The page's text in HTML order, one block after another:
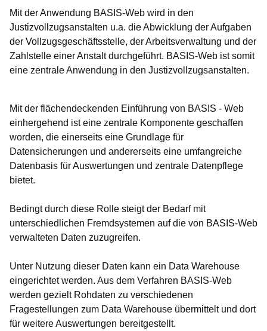
Mit der Anwendung BASIS-Web wird in den
Justizvollzugsanstalten u.a. die Abwicklung der Aufgaben
der Vollzugsgeschäftsstelle, der Arbeitsverwaltung und der
Zahlstelle einer Anstalt durchgeführt. BASIS-Web ist somit
eine zentrale Anwendung in den Justizvollzugsanstalten.
Mit der flächendeckenden Einführung von BASIS - Web
einhergehend ist eine zentrale Komponente geschaffen
worden, die einerseits eine Grundlage für
Datensicherungen und andererseits eine umfangreiche
Datenbasis für Auswertungen und zentrale Datenpflege
bietet.
Bedingt durch diese Rolle steigt der Bedarf mit
unterschiedlichen Fremdsystemen auf die von BASIS-Web
verwalteten Daten zuzugreifen.
Unter Nutzung dieser Daten kann ein Data Warehouse
eingerichtet werden. Aus dem Verfahren BASIS-Web
werden gezielt Rohdaten zu verschiedenen
Fragestellungen zum Data Warehouse übermittelt und dort
für weitere Auswertungen bereitgestellt.